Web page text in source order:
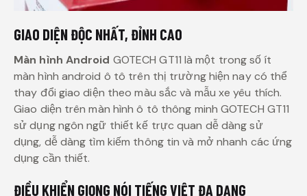
GIAO DIỆN ĐỘC NHẤT, ĐỈNH CAO
Màn hình Android GOTECH GT11 là một trong số ít
màn hình android ô tô trên thị trường hiện nay có thể
thay đổi giao diện theo màu sắc và mẫu xe yêu thích.
Giao diện trên màn hình ô tô thông minh GOTECH GT11
sử dụng ngôn ngữ thiết kế trực quan dễ dàng sử
dụng, dễ dàng tìm kiếm thông tin và mở nhanh các ứng
dụng cần thiết.
ĐIỀU KHIỂN GIỌNG NÓI TIẾNG VIỆT ĐA DẠNG